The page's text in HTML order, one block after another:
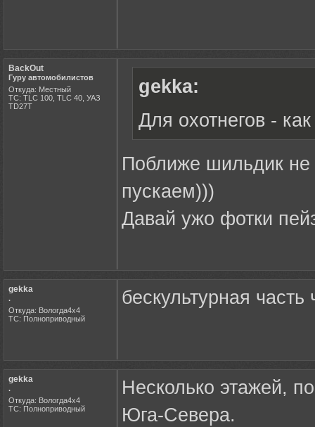
BackOut
Гуру автомобилистов
Откуда: Местный
ТС: TLC 100, TLC 40, УАЗ
ТD27Т
gekka:
Для охотнегов -
Поближе шильдик не
пускаем)))
Давай ужо фотки
gekka
.
Откуда: Вологда4х4
ТС: Полноприводный
бескультурная часть
gekka
.
Откуда: Вологда4х4
ТС: Полноприводный
Несколько этажей,
Юга-Севера.